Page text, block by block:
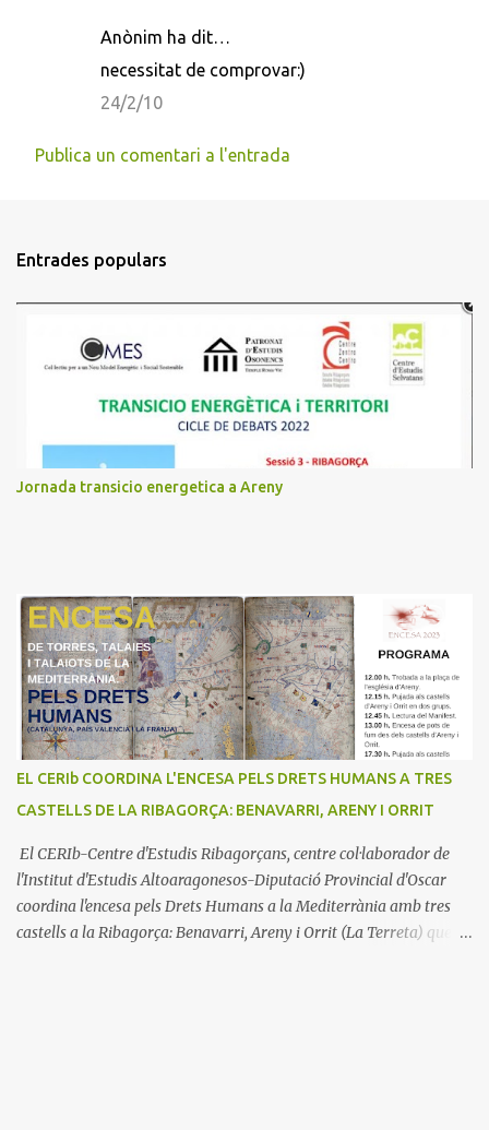
e
r
Anònim ha dit…
necessitat de comprovar:)
24/2/10
Publica un comentari a l'entrada
Entrades populars
Jornada transicio energetica a Areny
EL CERIb COORDINA L'ENCESA PELS DRETS HUMANS A TRES
CASTELLS DE LA RIBAGORÇA: BENAVARRI, ARENY I ORRIT
El CERIb-Centre d'Estudis Ribagorçans, centre col·laborador de
l'Institut d'Estudis Altoaragonesos-Diputació Provincial d'Oscar
coordina l'encesa pels Drets Humans a la Mediterrània amb tres
castells a la Ribagorça: Benavarri, Areny i Orrit (La Terreta) que